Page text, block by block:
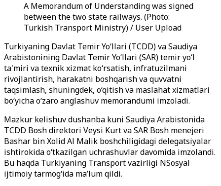
A Memorandum of Understanding was signed
between the two state railways. (Photo:
Turkish Transport Ministry) / User Upload
Turkiyaning Davlat Temir Yo‘llari (TCDD) va Saudiya
Arabistonining Davlat Temir Yo‘llari (SAR) temir yo‘l
ta'miri va texnik xizmat ko‘rsatish, infratuzilmani
rivojlantirish, harakatni boshqarish va quvvatni
taqsimlash, shuningdek, o‘qitish va maslahat xizmatlari
bo‘yicha o‘zaro anglashuv memorandumi imzoladi.
Mazkur kelishuv dushanba kuni Saudiya Arabistonida
TCDD Bosh direktori Veysi Kurt va SAR Bosh menejeri
Bashar bin Xolid Al Malik boshchiligidagi delegatsiyalar
ishtirokida o‘tkazilgan uchrashuvlar davomida imzolandi.
Bu haqda Turkiyaning Transport vazirligi NSosyal
ijtimoiy tarmog‘ida ma’lum qildi.